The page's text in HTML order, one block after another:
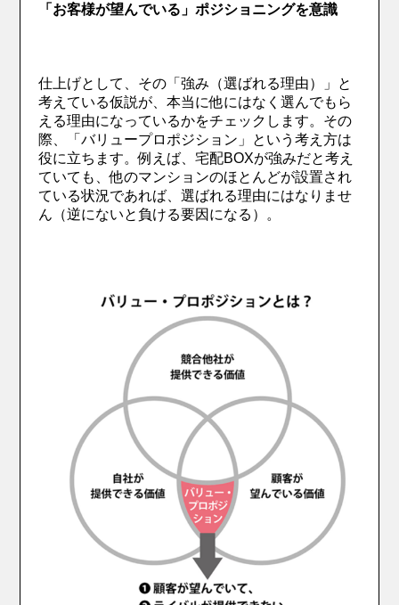
「お客様が望んでいる」ポジショニングを意識
仕上げとして、その「強み（選ばれる理由）」と
考えている仮説が、本当に他にはなく選んでもら
える理由になっているかをチェックします。その
際、「バリュープロポジション」という考え方は
役に立ちます。例えば、宅配BOXが強みだと考え
ていても、他のマンションのほとんどが設置され
ている状況であれば、選ばれる理由にはなりませ
ん（逆にないと負ける要因になる）。